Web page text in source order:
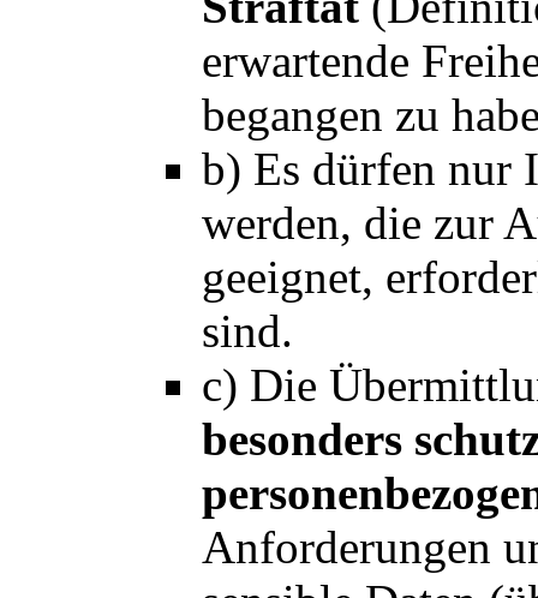
erwartende
begangen zu
b) Es dürfen nur
werden, die zur
geeignet,
sind.
c) Die
besonders
Anforderungen